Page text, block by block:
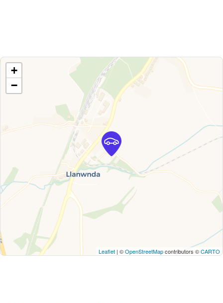
+
−
Leaflet | ©OpenStreetMapcontributors ©CARTO